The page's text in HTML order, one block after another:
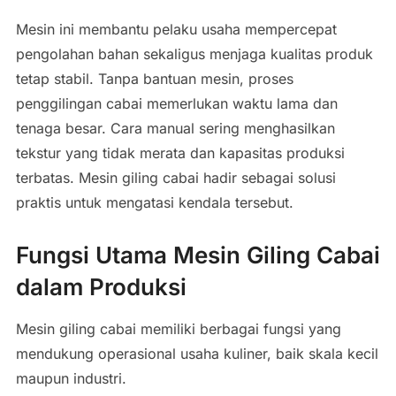
Mesin ini membantu pelaku usaha mempercepat
pengolahan bahan sekaligus menjaga kualitas produk
tetap stabil. Tanpa bantuan mesin, proses
penggilingan cabai memerlukan waktu lama dan
tenaga besar. Cara manual sering menghasilkan
tekstur yang tidak merata dan kapasitas produksi
terbatas. Mesin giling cabai hadir sebagai solusi
praktis untuk mengatasi kendala tersebut.
Fungsi Utama Mesin Giling Cabai
dalam Produksi
Mesin giling cabai memiliki berbagai fungsi yang
mendukung operasional usaha kuliner, baik skala kecil
maupun industri.